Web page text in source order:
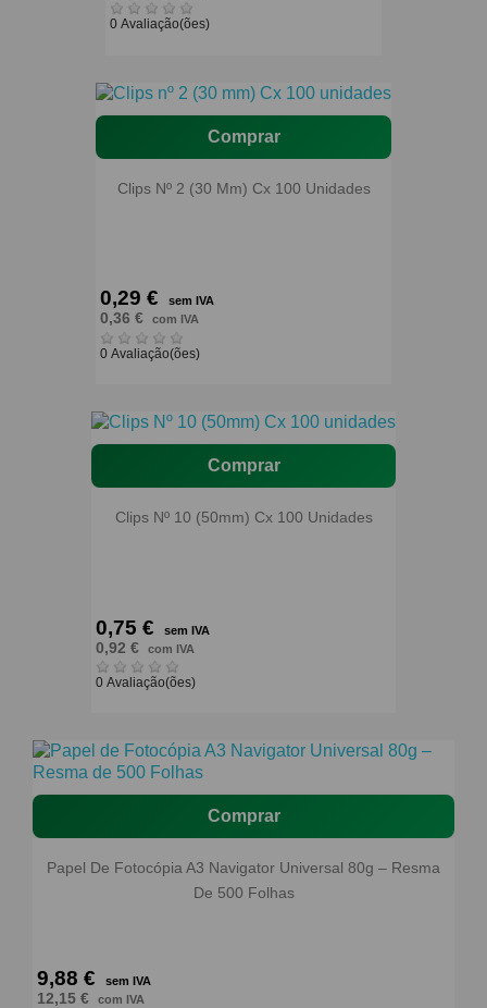
0 Avaliação(ões)
Comprar
Clips Nº 2 (30 Mm) Cx 100 Unidades
0,29 € sem IVA
0,36 € com IVA
0 Avaliação(ões)
Comprar
Clips Nº 10 (50mm) Cx 100 Unidades
0,75 € sem IVA
0,92 € com IVA
0 Avaliação(ões)
Comprar
Papel De Fotocópia A3 Navigator Universal 80g – Resma
De 500 Folhas
9,88 € sem IVA
12,15 € com IVA